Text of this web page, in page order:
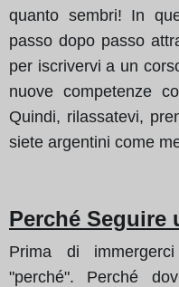
quanto sembri! In
passo dopo passo
per iscrivervi a un
nuove competenze
Quindi, rilassatevi,
siete argentini come
Perché Seguire
Prima di
"perché". Perché